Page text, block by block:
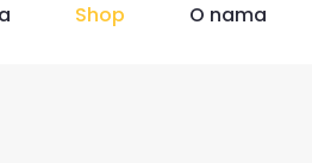
Shop O nama